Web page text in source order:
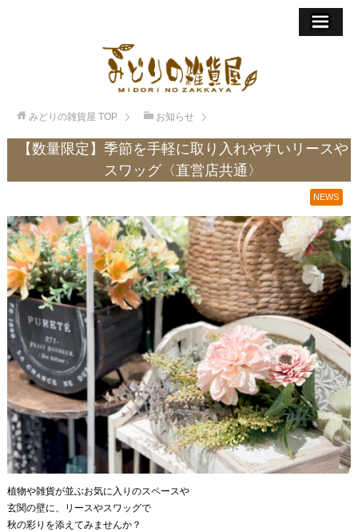
みどりの雑貨屋 TOP お知らせ
【数量限定】季節を手軽に取り入れやすいリースや
スワッグ〈直営店共通〉
NEWS
植物や雑貨が並ぶお気に入りのスペースや
玄関の壁に、リースやスワッグで
秋の彩りを添えてみませんか？